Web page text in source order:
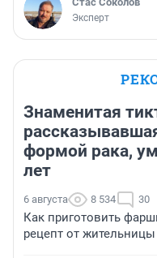
Эксперт
Знаменитая
формой рака,
лет
6 августа 8 534 30
Как приготовить
рецепт от